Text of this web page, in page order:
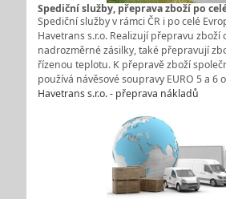
Spediční služby, přeprava zboží po
Spediční služby v rámci ČR i po celé
Havetrans s.r.o. Realizují přepravu zboží
nadrozměrné zásilky, také přepravují
řízenou teplotu. K přepravě zboží
používá návěsové soupravy EURO 5 a 6
Havetrans s.r.o. - přeprava nákladů